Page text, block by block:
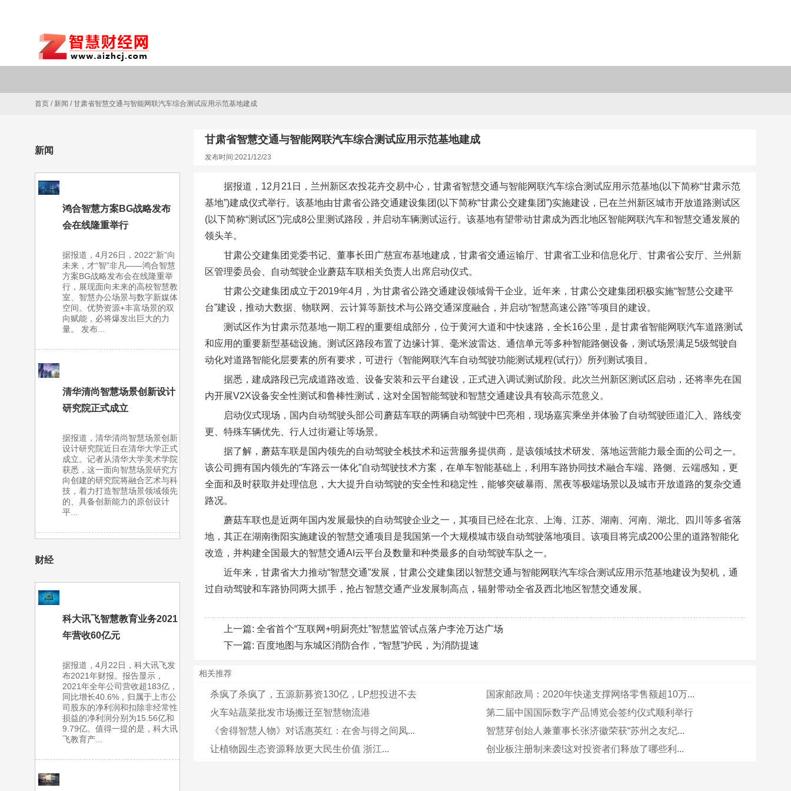
首页 / 新闻 /甘肃省智慧交通与智能网联汽车综合测试应用示范基地建成
新闻
鸿合智慧方案BG战略发布
会在线隆重举行
据报道，4月26日，2022“新”向
未来，才“智”非凡——鸿合智慧
方案BG战略发布会在线隆重举
行，展现面向未来的高校智慧教
室、智慧办公场景与数字新媒体
空间。优势资源+丰富场景的双
向赋能，必将爆发出巨大的力
量。 发布...
清华清尚智慧场景创新设计
研究院正式成立
据报道，清华清尚智慧场景创新
设计研究院近日在清华大学正式
成立。记者从清华大学美术学院
获悉，这一面向智慧场景研究方
向创建的研究院将融合艺术与科
技，着力打造智慧场景领域领先
的、具备创新能力的原创设计
平...
财经
科大讯飞智慧教育业务2021
年营收60亿元
据报道，4月22日，科大讯飞发
布2021年财报。报告显示，
2021年全年公司营收超183亿，
同比增长40.6%，归属于上市公
司股东的净利润和扣除非经常性
损益的净利润分别为15.56亿和
9.79亿。值得一提的是，科大讯
飞教育产...
甘肃省智慧交通与智能网联汽车综合测试应用示范基地建成
发布时间:2021/12/23
据报道，12月21日，兰州新区农投花卉交易中心，甘肃省智慧交通与智能网联汽车综合测试应用示范基地(以下简称“甘肃示范
基地”)建成仪式举行。该基地由甘肃省公路交通建设集团(以下简称“甘肃公交建集团”)实施建设，已在兰州新区城市开放道路测试区
(以下简称“测试区”)完成8公里测试路段，并启动车辆测试运行。该基地有望带动甘肃成为西北地区智能网联汽车和智慧交通发展的
领头羊。
甘肃公交建集团党委书记、董事长田广慈宣布基地建成，甘肃省交通运输厅、甘肃省工业和信息化厅、甘肃省公安厅、兰州新
区管理委员会、自动驾驶企业蘑菇车联相关负责人出席启动仪式。
甘肃公交建集团成立于2019年4月，为甘肃省公路交通建设领域骨干企业。近年来，甘肃公交建集团积极实施“智慧公交建平
台”建设，推动大数据、物联网、云计算等新技术与公路交通深度融合，并启动“智慧高速公路”等项目的建设。
测试区作为甘肃示范基地一期工程的重要组成部分，位于黄河大道和中快速路，全长16公里，是甘肃省智能网联汽车道路测试
和应用的重要新型基础设施。测试区路段布置了边缘计算、毫米波雷达、通信单元等多种智能路侧设备，测试场景满足5级驾驶自
动化对道路智能化层要素的所有要求，可进行《智能网联汽车自动驾驶功能测试规程(试行)》所列测试项目。
据悉，建成路段已完成道路改造、设备安装和云平台建设，正式进入调试测试阶段。此次兰州新区测试区启动，还将率先在国
内开展V2X设备安全性测试和鲁棒性测试，这对全国智能驾驶和智慧交通建设具有较高示范意义。
启动仪式现场，国内自动驾驶头部公司蘑菇车联的两辆自动驾驶中巴亮相，现场嘉宾乘坐并体验了自动驾驶匝道汇入、路线变
更、特殊车辆优先、行人过街避让等场景。
据了解，蘑菇车联是国内领先的自动驾驶全栈技术和运营服务提供商，是该领域技术研发、落地运营能力最全面的公司之一。
该公司拥有国内领先的“车路云一体化”自动驾驶技术方案，在单车智能基础上，利用车路协同技术融合车端、路侧、云端感知，更
全面和及时获取并处理信息，大大提升自动驾驶的安全性和稳定性，能够突破暴雨、黑夜等极端场景以及城市开放道路的复杂交通
路况。
蘑菇车联也是近两年国内发展最快的自动驾驶企业之一，其项目已经在北京、上海、江苏、湖南、河南、湖北、四川等多省落
地，其正在湖南衡阳实施建设的智慧交通项目是我国第一个大规模城市级自动驾驶落地项目。该项目将完成200公里的道路智能化
改造，并构建全国最大的智慧交通AI云平台及数量和种类最多的自动驾驶车队之一。
近年来，甘肃省大力推动“智慧交通”发展，甘肃公交建集团以智慧交通与智能网联汽车综合测试应用示范基地建设为契机，通
过自动驾驶和车路协同两大抓手，抢占智慧交通产业发展制高点，辐射带动全省及西北地区智慧交通发展。
上一篇: 全省首个“互联网+明厨亮灶”智慧监管试点落户李沧万达广场
下一篇: 百度地图与东城区消防合作，“智慧”护民，为消防提速
相关推荐
杀疯了杀疯了，五源新募资130亿，LP想投进不去
国家邮政局：2020年快递支撑网络零售额超10万...
火车站蔬菜批发市场搬迁至智慧物流港
第二届中国国际数字产品博览会签约仪式顺利举行
《舍得智慧人物》对话惠英红：在舍与得之间凤...
智慧芽创始人兼董事长张济徽荣获“苏州之友纪...
让植物园生态资源释放更大民生价值 浙江...
创业板注册制来袭!这对投资者们释放了哪些利...